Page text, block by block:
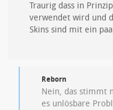
Traurig dass in
verwendet wird und
Skins sind mit ein
Reborn
Nein, das stimmt
es unlösbare